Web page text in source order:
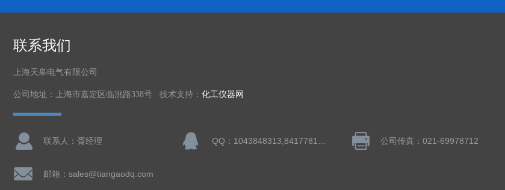
联系我们
上海天皋电气有限公司
公司地址：上海市嘉定区临洮路338号 技术支持： 化工仪器网
联系人：胥经理 公司传真：021-69978712
邮箱：sales@tiangaodq.com